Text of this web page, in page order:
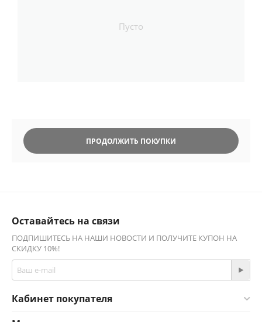
Пусто
ПРОДОЛЖИТЬ ПОКУПКИ
Оставайтесь на связи
ПОДПИШИТЕСЬ НА НАШИ НОВОСТИ И ПОЛУЧИТЕ КУПОН НА
СКИДКУ 10%!
Кабинет покупателя